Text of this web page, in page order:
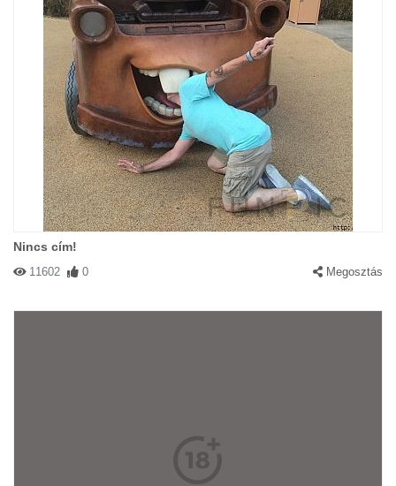
Nincs cím!
11602 0 Megosztás